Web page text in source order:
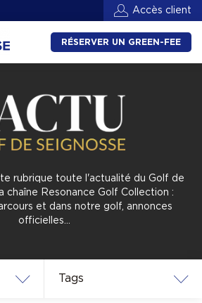
Accès client
RÉSERVER UN GREEN-FEE
rubrique toute l'actualité du Golf de
chaîne Resonance Golf Collection :
et dans notre golf, annonces
officielles…